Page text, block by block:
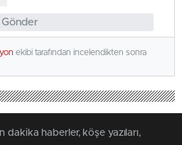
Gönder
ekibi tarafından incelendikten sonra
dakika haberler, köşe yazıları,